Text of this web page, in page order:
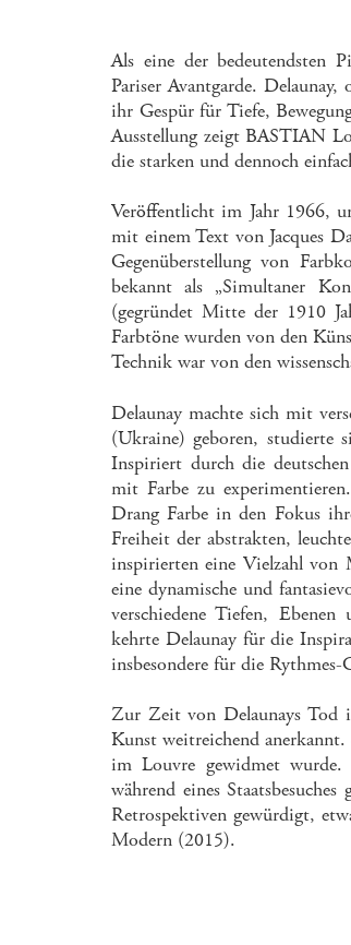
Als eine der bedeutendsten
Pariser Avantgarde.
ihr Gespür für Tiefe,
Ausstellung zeigt BASTIAN
die starken und dennoch
Veröffentlicht im Jahr 1966,
mit einem Text von Jacques
Gegenüberstellung von
bekannt als „Simultaner
(gegründet Mitte der 1910
Farbtöne wurden von den
Technik war von den
Delaunay machte sich mit
(Ukraine) geboren, studierte
Inspiriert durch die
mit Farbe zu
Drang Farbe in den Fokus
Freiheit der abstrakten,
inspirierten eine Vielzahl von
eine dynamische und
verschiedene Tiefen,
kehrte Delaunay für die
insbesondere für die
Zur Zeit von Delaunays Tod
Kunst weitreichend
im Louvre gewidmet wurde.
während eines
Retrospektiven gewürdigt,
Modern (2015).